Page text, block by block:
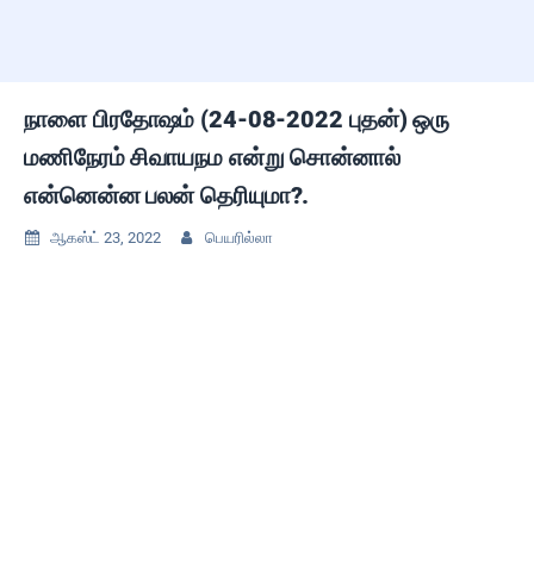
நாளை பிரதோஷம் (24-08-2022 புதன்) ஒரு
மணிநேரம் சிவாயநம என்று சொன்னால்
என்னென்ன பலன் தெரியுமா?.
 ஆகஸ்ட் 23, 2022  பெயரில்லா